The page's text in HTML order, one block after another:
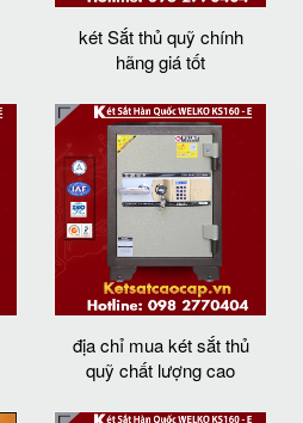
két Sắt thủ quỹ chính
hãng giá tốt
địa chỉ mua két sắt thủ
quỹ chất lượng cao